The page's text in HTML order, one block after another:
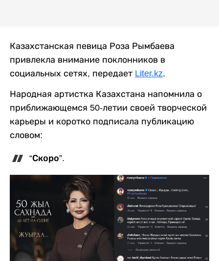
Казахстанская певица Роза Рымбаева
привлекла внимание поклонников в
социальных сетях, передает Liter.kz.
Народная артистка Казахстана напомнила о
приближающемся 50-летии своей творческой
карьеры и коротко подписала публикацию
словом:
“Скоро”.